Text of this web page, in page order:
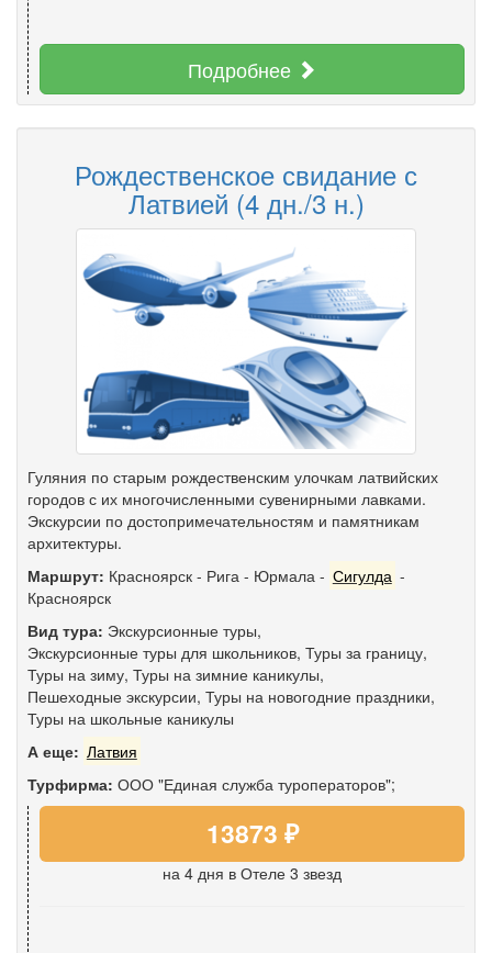
Подробнее
Рождественское свидание с
Латвией (4 дн./3 н.)
Гуляния по старым рождественским улочкам латвийских
городов с их многочисленными сувенирными лавками.
Экскурсии по достопримечательностям и памятникам
архитектуры.
Маршрут: Красноярск - Рига - Юрмала - Сигулда -
Красноярск
Вид тура: Экскурсионные туры,
Экскурсионные туры для школьников, Туры за границу,
Туры на зиму, Туры на зимние каникулы,
Пешеходные экскурсии, Туры на новогодние праздники,
Туры на школьные каникулы
А еще: Латвия
Турфирма: ООО "Единая служба туроператоров";
13873 ₽
на 4 дня в Отеле 3 звезд